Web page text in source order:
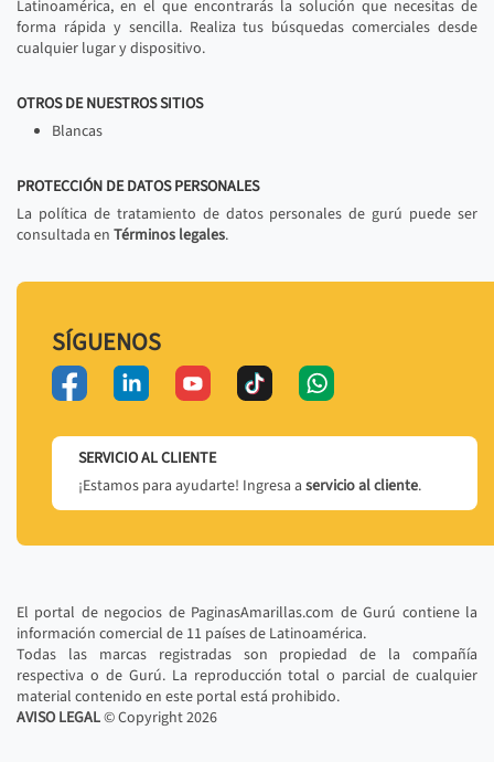
Latinoamérica, en el que encontrarás la solución que necesitas de
forma rápida y sencilla. Realiza tus búsquedas comerciales desde
cualquier lugar y dispositivo.
OTROS DE NUESTROS SITIOS
Blancas
PROTECCIÓN DE DATOS PERSONALES
La política de tratamiento de datos personales de gurú puede ser
consultada en Términos legales.
SÍGUENOS
SERVICIO AL CLIENTE
¡Estamos para ayudarte! Ingresa a servicio al cliente.
El portal de negocios de PaginasAmarillas.com de Gurú contiene la
información comercial de 11 países de Latinoamérica.
Todas las marcas registradas son propiedad de la compañía
respectiva o de Gurú. La reproducción total o parcial de cualquier
material contenido en este portal está prohibido.
AVISO LEGAL© Copyright2026